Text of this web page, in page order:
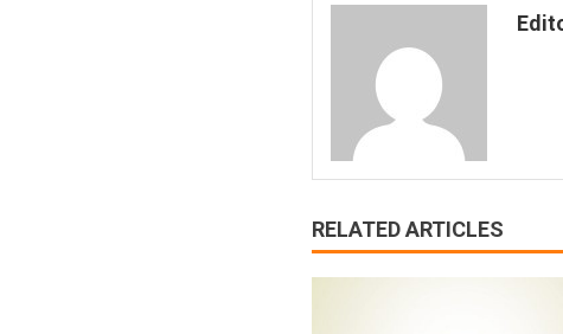
RELATED ARTICLES